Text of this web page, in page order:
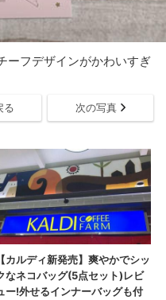
ーフデザインがかわいすぎ
る 次の写真